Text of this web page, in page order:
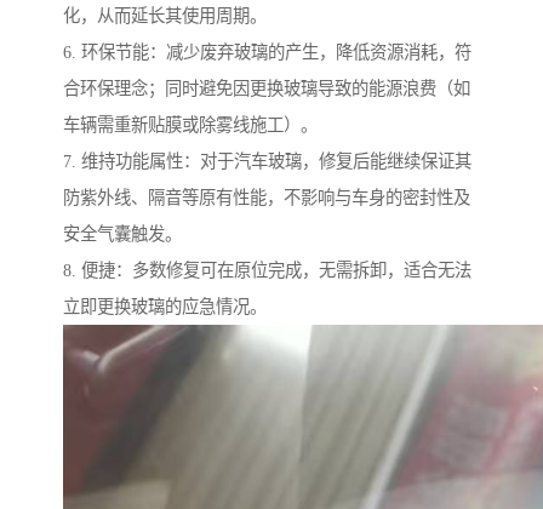
化，从而延长其使用周期。
6. 环保节能：减少废弃玻璃的产生，降低资源消耗，符
合环保理念；同时避免因更换玻璃导致的能源浪费（如
车辆需重新贴膜或除雾线施工）。
7. 维持功能属性：对于汽车玻璃，修复后能继续保证其
防紫外线、隔音等原有性能，不影响与车身的密封性及
安全气囊触发。
8. 便捷：多数修复可在原位完成，无需拆卸，适合无法
立即更换玻璃的应急情况。